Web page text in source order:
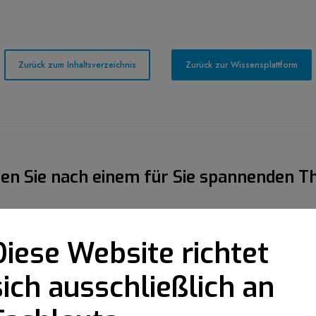
Website richtet
ausschließlich an
Zurück zum Inhaltsverzeichnis Zurück zur Wissensplattform
Sie nach einem für Sie spannenden